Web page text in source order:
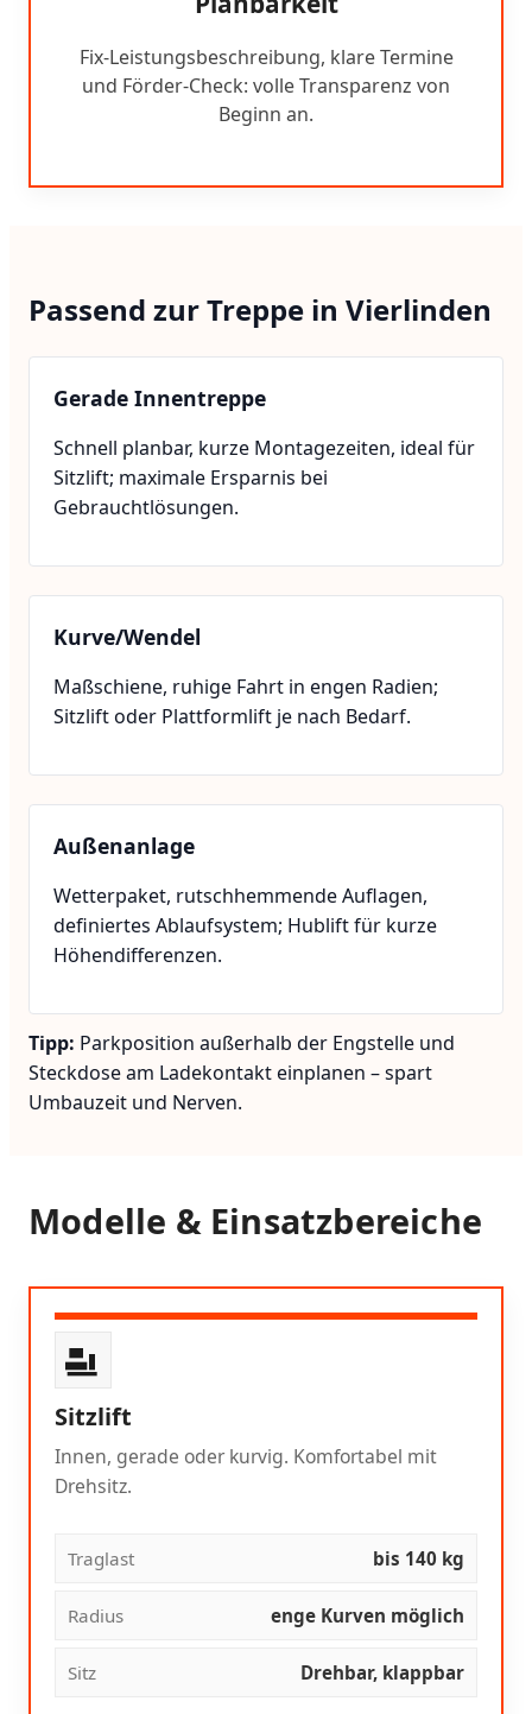
Fix-Leistungsbeschreibung, klare Termine
und Förder-Check: volle Transparenz von
Beginn an.
Passend zur Treppe in Vierlinden
Gerade Innentreppe
Schnell planbar, kurze Montagezeiten, ideal für
Sitzlift; maximale Ersparnis bei
Gebrauchtlösungen.
Kurve/Wendel
Maßschiene, ruhige Fahrt in engen Radien;
Sitzlift oder Plattformlift je nach Bedarf.
Außenanlage
Wetterpaket, rutschhemmende Auflagen,
definiertes Ablaufsystem; Hublift für kurze
Höhendifferenzen.
Tipp: Parkposition außerhalb der Engstelle und
Steckdose am Ladekontakt einplanen – spart
Umbauzeit und Nerven.
Modelle & Einsatzbereiche
Sitzlift
Innen, gerade oder kurvig. Komfortabel mit
Drehsitz.
Traglast bis 140 kg
Radius enge Kurven möglich
Sitz Drehbar, klappbar